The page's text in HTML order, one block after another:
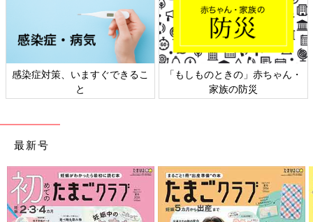
さらにつっこみが止まらない育児日記
感染症対策、いますぐできるこ
と
「もしものときの」赤ちゃん・
家族の防災
最新号